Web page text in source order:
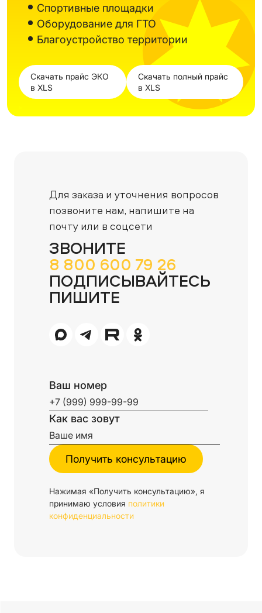
Спортивные площадки
Оборудование для ГТО
Благоустройство территории
Скачать прайс ЭКО
в XLS
Скачать полный прайс
в XLS
Для заказа и уточнения вопросов
позвоните нам, напишите на
почту или в соцсети
ЗВОНИТЕ
8 800 600 79 26
ПОДПИСЫВАЙТЕСЬ
ПИШИТЕ
Ваш номер
Как вас зовут
Нажимая «Получить консультацию», я
принимаю условия политики
конфиденциальности